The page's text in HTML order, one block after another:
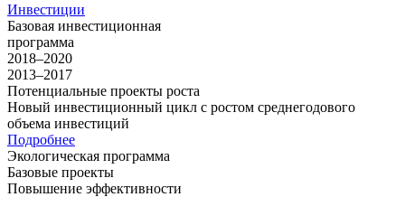
Инвестиции
Базовая инвестиционная
программа
2018–2020
2013–2017
Потенциальные проекты роста
Новый инвестиционный цикл с ростом среднегодового
объема инвестиций
Подробнее
Экологическая программа
Базовые проекты
Повышение эффективности